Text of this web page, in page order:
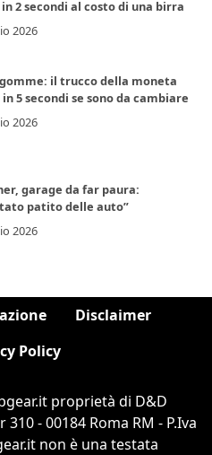
2 secondi al costo di una birra
2026
il trucco della moneta
5 secondi se sono da cambiare
2026
garage da far paura:
patito delle auto”
2026
Disclaimer
Policy
proprietà di D&D
- 00184 Roma RM - P.Iva
non è una testata